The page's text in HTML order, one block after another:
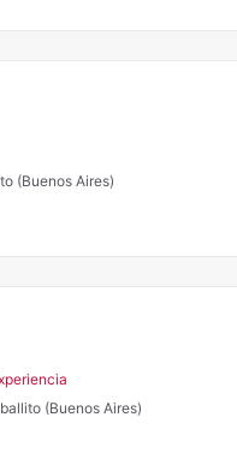
(Buenos Aires)
(Buenos Aires)